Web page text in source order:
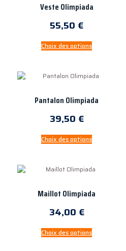
Veste Olimpiada
55,50 €
Choix des options
Pantalon Olimpiada
39,50 €
Choix des options
Maillot Olimpiada
34,00 €
Choix des options